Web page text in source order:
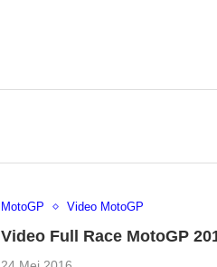
MotoGP Video MotoGP
Video Full Race MotoGP